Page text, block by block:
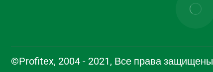
©Profitex, 2004 - 2021, Все права защищены